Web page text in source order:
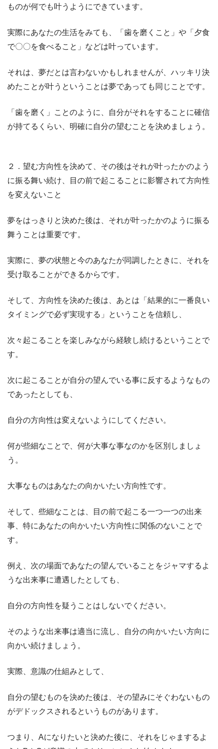
ものが何でも叶うようにできています。
実際にあなたの生活をみても、「歯を磨くこと」や「夕食
で〇〇を食べること」などは叶っています。
それは、夢だとは言わないかもしれませんが、ハッキリ決
めたことが叶うということは夢であっても同じことです。
「歯を磨く」ことのように、自分がそれをすることに確信
が持てるくらい、明確に自分の望むことを決めましょう。
２．望む方向性を決めて、その後はそれが叶ったかのよう
に振る舞い続け、目の前で起こることに影響されて方向性
を変えないこと
夢をはっきりと決めた後は、それが叶ったかのように振る
舞うことは重要です。
実際に、夢の状態と今のあなたが同調したときに、それを
受け取ることができるからです。
そして、方向性を決めた後は、あとは「結果的に一番良い
タイミングで必ず実現する」ということを信頼し、
次々起こることを楽しみながら経験し続けるということで
す。
次に起こることが自分の望んでいる事に反するようなもの
であったとしても、
自分の方向性は変えないようにしてください。
何が些細なことで、何が大事な事なのかを区別しましょ
う。
大事なものはあなたの向かいたい方向性です。
そして、些細なことは、目の前で起こる一つ一つの出来
事、特にあなたの向かいたい方向性に関係のないことで
す。
例え、次の場面であなたの望んでいることをジャマするよ
うな出来事に遭遇したとしても、
自分の方向性を疑うことはしないでください。
そのような出来事は適当に流し、自分の向かいたい方向に
向かい続けましょう。
実際、意識の仕組みとして、
自分の望むものを決めた後は、その望みにそぐわないもの
がデドックスされるというものがあります。
つまり、Aになりたいと決めた後に、それをじゃまするよ